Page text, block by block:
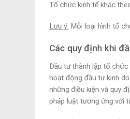
Tổ chức kinh tế khác
Lưu ý: Mỗi loại hình tổ
Các quy định khi
Đầu tư thành lập tổ chức
hoạt động đầu tư kinh
những điều kiện và quy
pháp luật tương ứng với